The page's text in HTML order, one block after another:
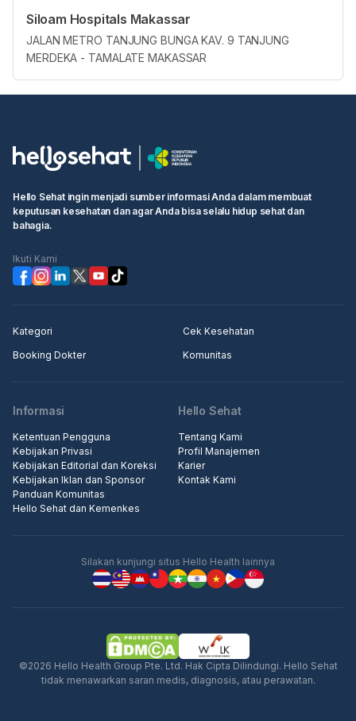
Siloam Hospitals Makassar
JALAN METRO TANJUNG BUNGA KAV. 9 TANJUNG
MERDEKA - TAMALATE MAKASSAR
Hello Sehat ingin menjadi sumber informasi Anda dalam membuat
keputusan kesehatan dan agar Anda bisa selalu hidup sehat dan
bahagia.
Ikuti Kami
Kategori
Cek Kesehatan
Booking Dokter
Komunitas
Informasi
Ketentuan Pengguna
Kebijakan Privasi
Kebijakan Editorial dan Koreksi
Kebijakan Iklan dan Sponsor
Panduan Komunitas
Hello Sehat dan Kemenkes
Hello Sehat
Tentang Kami
Profil Manajemen
Karier
Kontak Kami
Silakan kunjungi situs Hello Health lainnya
©2026 Hello Health Group Pte. Ltd. Hak Cipta Dilindungi. Hello Sehat
tidak menawarkan saran medis, diagnosis, atau perawatan.